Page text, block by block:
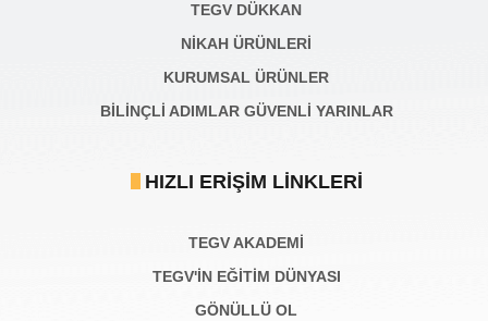
TEGV DÜKKAN
NİKAH ÜRÜNLERİ
KURUMSAL ÜRÜNLER
BILINÇLI ADIMLAR GÜVENLI YARINLAR
HIZLI ERIŞIM LINKLERI
TEGV AKADEMI
TEGV'İN EĞİTİM DÜNYASI
GÖNÜLLÜ OL